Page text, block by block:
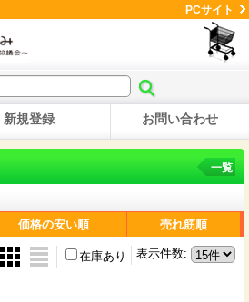
PCサイト
新規登録 お問い合わせ
一覧
価格の安い順 売れ筋順
表示件数:
在庫あり